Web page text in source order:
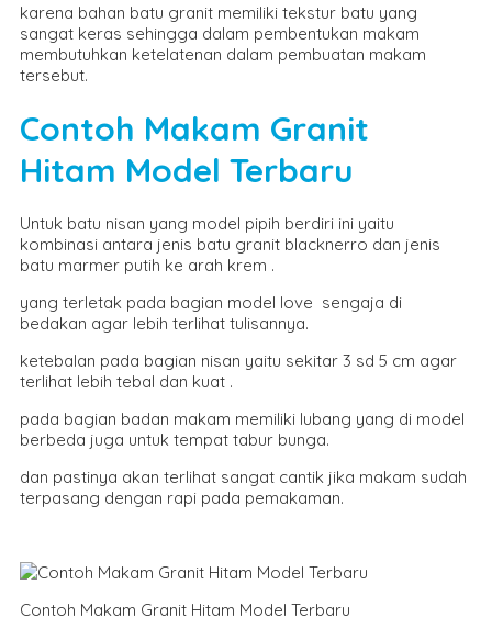
karena bahan batu granit memiliki tekstur batu yang
sangat keras sehingga dalam pembentukan makam
membutuhkan ketelatenan dalam pembuatan makam
tersebut.
Contoh Makam Granit
Hitam Model Terbaru
Untuk batu nisan yang model pipih berdiri ini yaitu
kombinasi antara jenis batu granit blacknerro dan jenis
batu marmer putih ke arah krem .
yang terletak pada bagian model love sengaja di
bedakan agar lebih terlihat tulisannya.
ketebalan pada bagian nisan yaitu sekitar 3 sd 5 cm agar
terlihat lebih tebal dan kuat .
pada bagian badan makam memiliki lubang yang di model
berbeda juga untuk tempat tabur bunga.
dan pastinya akan terlihat sangat cantik jika makam sudah
terpasang dengan rapi pada pemakaman.
Contoh Makam Granit Hitam Model Terbaru